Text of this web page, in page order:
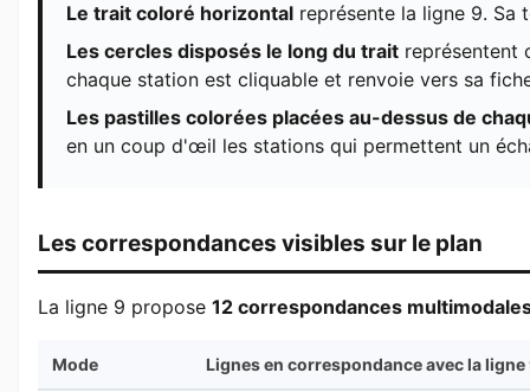
Le trait coloré horizontal représente la ligne 9. Sa
Les cercles disposés le long du trait représentent
chaque station est cliquable et renvoie vers sa
Les pastilles colorées placées au-dessus de
en un coup d'œil les stations qui permettent un
Les correspondances visibles sur le plan
La ligne 9 propose 12 correspondances
Mode Lignes en correspondance avec la ligne